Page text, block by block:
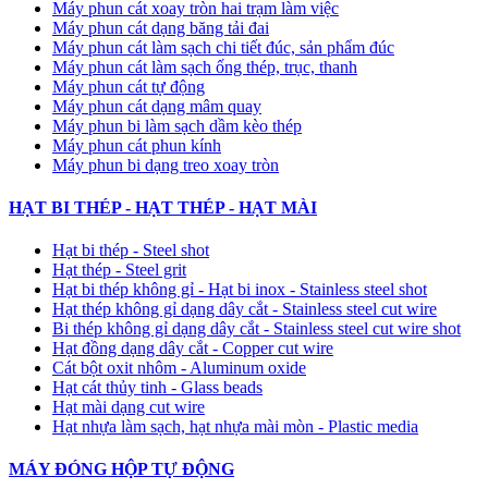
Máy phun cát xoay tròn hai trạm làm việc
Máy phun cát dạng băng tải đai
​Máy phun cát làm sạch chi tiết đúc, sản phẩm đúc
Máy phun cát làm sạch ống thép, trục, thanh
Máy phun cát tự động
​Máy phun cát dạng mâm quay
Máy phun bi làm sạch dầm kèo thép
Máy phun cát phun kính
Máy phun bi dạng treo xoay tròn
HẠT BI THÉP - HẠT THÉP - HẠT MÀI
Hạt bi thép - Steel shot
Hạt thép - Steel grit
Hạt bi thép không gỉ - Hạt bi inox - Stainless steel shot
Hạt thép không gỉ dạng dây cắt - Stainless steel cut wire
Bi thép không gỉ dạng dây cắt - Stainless steel cut wire shot
Hạt đồng dạng dây cắt - Copper cut wire
Cát bột oxit nhôm - Aluminum oxide
Hạt cát thủy tinh - Glass beads
Hạt mài dạng cut wire
Hạt nhựa làm sạch, hạt nhựa mài mòn - Plastic media
MÁY ĐÓNG HỘP TỰ ĐỘNG